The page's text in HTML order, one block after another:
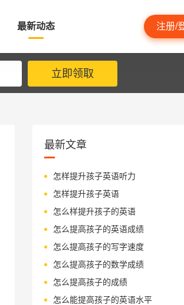
最新动态 注册/
立即领取
最新文章
怎样提升孩子英语听力
怎样提升孩子英语
怎么样提升孩子的英语
怎么提高孩子的英语成绩
怎么提高孩子的写字速度
怎么提高孩子的数学成绩
怎么提高孩子的成绩
怎么能提高孩子的英语水平